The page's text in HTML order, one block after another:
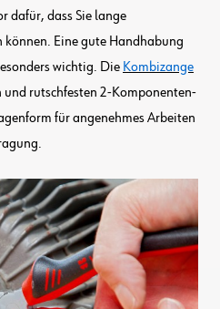
dafür, dass Sie lange
Eine gute Handhabung
wichtig. Die Kombizange
rutschfesten 2-Komponenten-
für angenehmes Arbeiten